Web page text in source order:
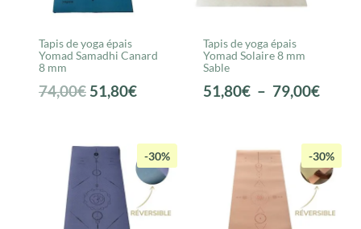
Tapis de yoga épais
Yomad Samadhi Canard
8 mm
74,00€ Le
était :
74,00€.
51,80€Le
est :
51,80€.
Tapis de yoga épais
Yomad Solaire 8 mm
Sable
51,80€ – 79,00€Plage
à
-30% -30%